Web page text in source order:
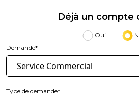
Déjà un compte
Oui
Demande*
Type de demande*